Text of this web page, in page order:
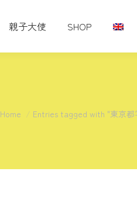
親子大使 SHOP
You are here:
Home Entries tagged with "東京都